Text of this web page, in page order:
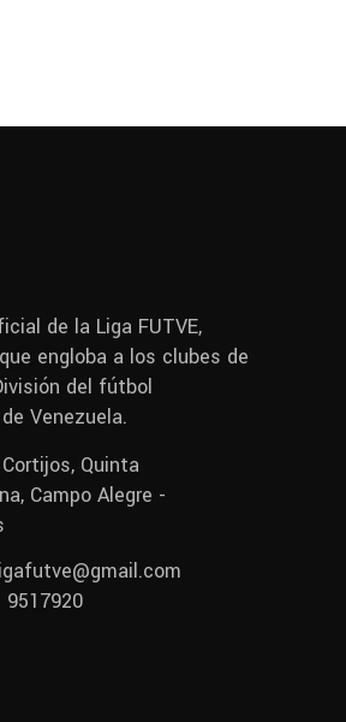
de la Liga FUTVE,
engloba a los clubes de
del fútbol
Venezuela.
Quinta
Campo Alegre -
9517920